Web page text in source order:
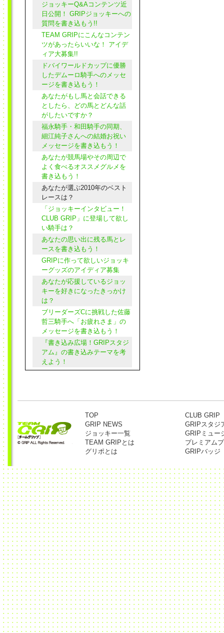
ジョッキーQ&Aコンテンツ近
日公開！ GRIPジョッキーへの
質問を書き込もう!!
TEAM GRIPにこんなコンテン
ツがあったらいいな！ アイデ
ィア大募集!!
ドバイワールドカップに優勝
したデムーロ騎手へのメッセ
ージを書き込もう！
あなたがもし馬と会話できる
としたら、どの馬とどんな話
がしたいですか？
福永騎手・和田騎手の同期、
細江純子さんへの結婚お祝い
メッセージを書き込もう！
あなたが競馬場やその周辺で
よく食べるオススメグルメを
書き込もう！
あなたが選ぶ2010年のベスト
レースは？
「ジョッキーインタビュー！
CLUB GRIP」に登場して欲し
い騎手は？
あなたの思い出に残る馬とレ
ースを書き込もう！
GRIPに作って欲しいジョッキ
ーグッズのアイディア募集
あなたが応援しているジョッ
キーを好きになったきっかけ
は？
ブリーダーズCに挑戦した佐藤
哲三騎手へ「お疲れさま」の
メッセージを書き込もう！
『書き込み広場！GRIPスタジ
アム』の書き込みテーマを考
えよう！
TOP
GRIP NEWS
ジョッキー一覧
TEAM GRIPとは
グリポとは
CLUB GRIP
GRIPスタジ
GRIPミュー
プレミアム
GRIPバッジ